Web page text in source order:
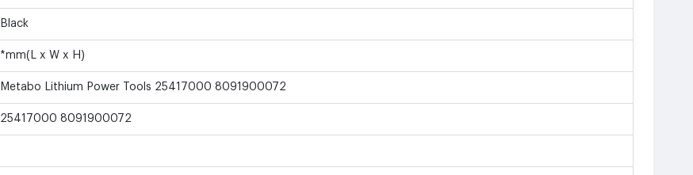
Black
*mm(L x W x H)
Metabo Lithium Power Tools 25417000 8091900072
25417000 8091900072